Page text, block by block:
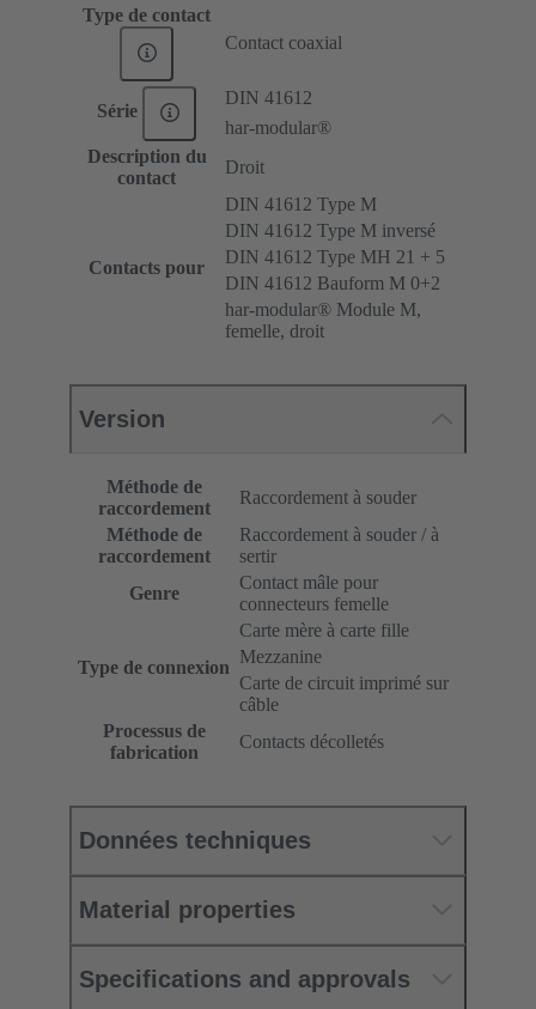
Type de contact
Contact coaxial
Série
DIN 41612
har-modular®
Description du
contact
Droit
Contacts pour
DIN 41612 Type M
DIN 41612 Type M inversé
DIN 41612 Type MH 21 + 5
DIN 41612 Bauform M 0+2
har-modular® Module M,
femelle, droit
Version
Méthode de
raccordement
Raccordement à souder
Méthode de
raccordement
Raccordement à souder / à
sertir
Genre
Contact mâle pour
connecteurs femelle
Type de connexion
Carte mère à carte fille
Mezzanine
Carte de circuit imprimé sur
câble
Processus de
fabrication
Contacts décolletés
Données techniques
Material properties
Specifications and approvals